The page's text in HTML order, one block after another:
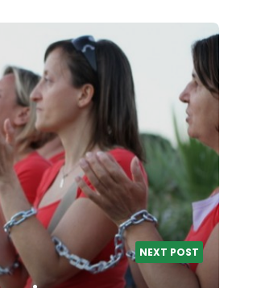
NEXT POST